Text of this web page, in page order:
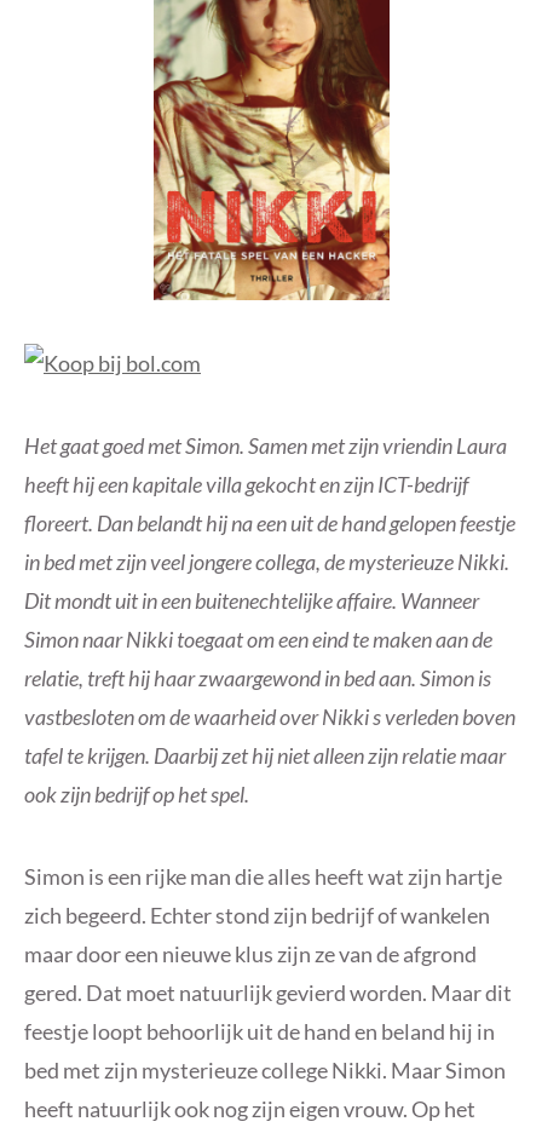
Het gaat goed met Simon. Samen met zijn vriendin Laura
heeft hij een kapitale villa gekocht en zijn ICT-bedrijf
floreert. Dan belandt hij na een uit de hand gelopen feestje
in bed met zijn veel jongere collega, de mysterieuze Nikki.
Dit mondt uit in een buitenechtelijke affaire. Wanneer
Simon naar Nikki toegaat om een eind te maken aan de
relatie, treft hij haar zwaargewond in bed aan. Simon is
vastbesloten om de waarheid over Nikki s verleden boven
tafel te krijgen. Daarbij zet hij niet alleen zijn relatie maar
ook zijn bedrijf op het spel.
Simon is een rijke man die alles heeft wat zijn hartje
zich begeerd. Echter stond zijn bedrijf of wankelen
maar door een nieuwe klus zijn ze van de afgrond
gered. Dat moet natuurlijk gevierd worden. Maar dit
feestje loopt behoorlijk uit de hand en beland hij in
bed met zijn mysterieuze college Nikki. Maar Simon
heeft natuurlijk ook nog zijn eigen vrouw. Op het